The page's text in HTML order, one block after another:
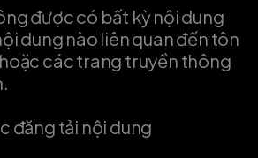
được có bất kỳ nội dung
dung nào liên quan đến tôn
các trang truyền thông
đăng tải nội dung